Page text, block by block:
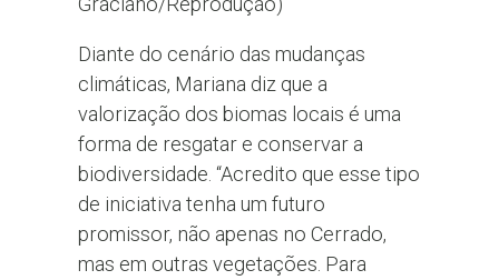
Diante do cenário das mudanças
climáticas, Mariana diz que a
valorização dos biomas locais é uma
forma de resgatar e conservar a
biodiversidade. “Acredito que esse tipo
de iniciativa tenha um futuro
promissor, não apenas no Cerrado,
mas em outras vegetações. Para